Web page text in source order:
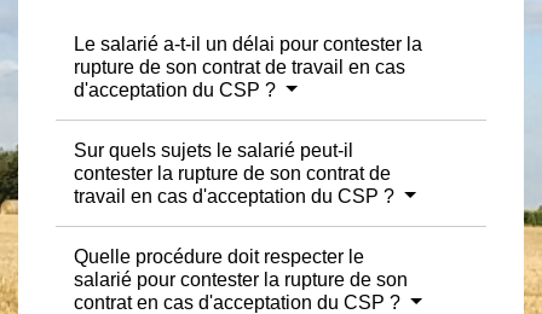
Le salarié a-t-il un délai pour contester la
rupture de son contrat de travail en cas
d'acceptation du CSP ?
Sur quels sujets le salarié peut-il
contester la rupture de son contrat de
travail en cas d'acceptation du CSP ?
Quelle procédure doit respecter le
salarié pour contester la rupture de son
contrat en cas d'acceptation du CSP ?